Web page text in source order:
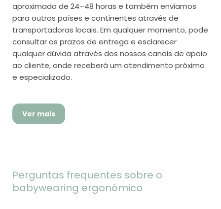
aproximado de 24–48 horas e também enviamos
para outros países e continentes através de
transportadoras locais. Em qualquer momento, pode
consultar os prazos de entrega e esclarecer
qualquer dúvida através dos nossos canais de apoio
ao cliente, onde receberá um atendimento próximo
e especializado.
Ver mais
Perguntas frequentes sobre o
babywearing ergonómico